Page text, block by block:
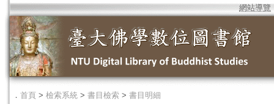
網站導覽
． 首頁 > 檢索系統 > 書目檢索 > 書目明細